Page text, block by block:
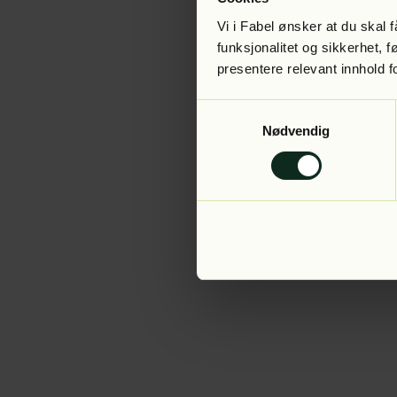
Vi i Fabel ønsker at du skal
funksjonalitet og sikkerhet,
presentere relevant innhold
Nødvendig
Application